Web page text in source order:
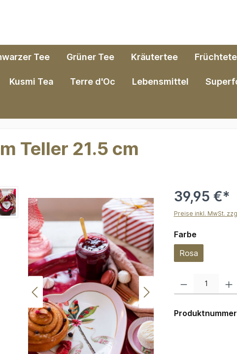
Tee Grüner Tee Kräutertee
Kusmi Tea Terre d'Oc Lebensmittel
Teller 21.5 cm
39,95 €*
Preise inkl. MwSt.
Farbeauswählen
Rosa